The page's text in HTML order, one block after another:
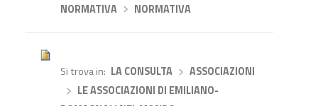
NORMATIVA› NORMATIVA
Si trova in LA CONSULTA›
ASSOCIAZIONI
LE ASSOCIAZIONI DI EMILIANO-